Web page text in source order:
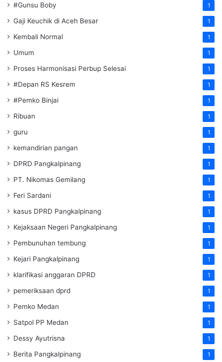
#Gunsu Boby 1
Gaji Keuchik di Aceh Besar 1
Kembali Normal 1
Umum 1
Proses Harmonisasi Perbup Selesai 1
#Depan RS Kesrem 1
#Pemko Binjai 1
Ribuan 1
guru 1
kemandirian pangan 1
DPRD Pangkalpinang 1
PT. Nikomas Gemilang 1
Feri Sardani 1
kasus DPRD Pangkalpinang 1
Kejaksaan Negeri Pangkalpinang 1
Pembunuhan tembung 1
Kejari Pangkalpinang 1
klarifikasi anggaran DPRD 1
pemeriksaan dprd 1
Pemko Medan 1
Satpol PP Medan 1
Dessy Ayutrisna 1
Berita Pangkalpinang 1